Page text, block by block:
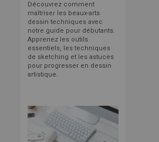
Découvrez comment
maîtriser les beaux-arts
dessin techniques avec
notre guide pour débutants.
Apprenez les outils
essentiels, les techniques
de sketching et les astuces
pour progresser en dessin
artistique.